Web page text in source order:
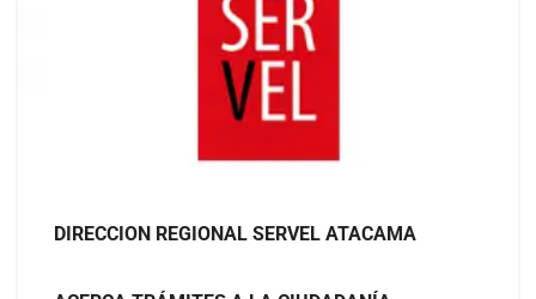
DIRECCION REGIONAL SERVEL ATACAMA